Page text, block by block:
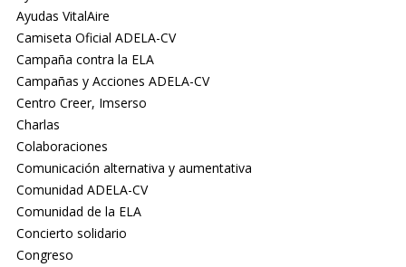
Ayudas VitalAire
Camiseta Oficial ADELA-CV
Campaña contra la ELA
Campañas y Acciones ADELA-CV
Centro Creer, Imserso
Charlas
Colaboraciones
Comunicación alternativa y aumentativa
Comunidad ADELA-CV
Comunidad de la ELA
Concierto solidario
Congreso